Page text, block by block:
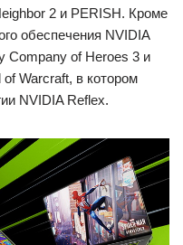
2 и PERISH. Кроме
обеспечения NVIDIA
Company of Heroes 3 и
Warcraft, в котором
NVIDIA Reflex.